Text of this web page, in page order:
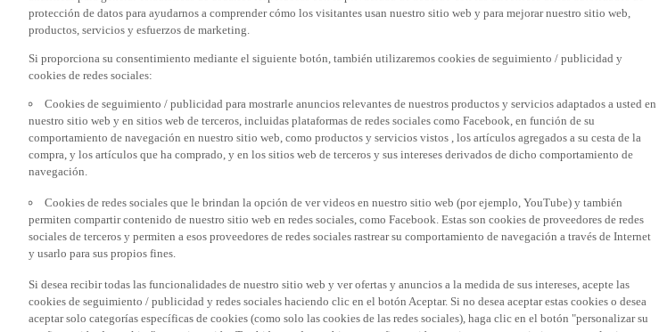
protección de datos para ayudarnos a comprender cómo los visitantes usan nuestro sitio web y para mejorar nuestro sitio web,
productos, servicios y esfuerzos de marketing.
Si proporciona su consentimiento mediante el siguiente botón, también utilizaremos cookies de seguimiento / publicidad y
cookies de redes sociales:
Cookies de seguimiento / publicidad para mostrarle anuncios relevantes de nuestros productos y servicios adaptados a usted en
nuestro sitio web y en sitios web de terceros, incluidas plataformas de redes sociales como Facebook, en función de su
comportamiento de navegación en nuestro sitio web, como productos y servicios vistos , los artículos agregados a su cesta de la
compra, y los artículos que ha comprado, y en los sitios web de terceros y sus intereses derivados de dicho comportamiento de
navegación.
Cookies de redes sociales que le brindan la opción de ver videos en nuestro sitio web (por ejemplo, YouTube) y también
permiten compartir contenido de nuestro sitio web en redes sociales, como Facebook. Estas son cookies de proveedores de redes
sociales de terceros y permiten a esos proveedores de redes sociales rastrear su comportamiento de navegación a través de Internet
y usarlo para sus propios fines.
Si desea recibir todas las funcionalidades de nuestro sitio web y ver ofertas y anuncios a la medida de sus intereses, acepte las
cookies de seguimiento / publicidad y redes sociales haciendo clic en el botón Aceptar. Si no desea aceptar estas cookies o desea
aceptar solo categorías específicas de cookies (como solo las cookies de las redes sociales), haga clic en el botón "personalizar su